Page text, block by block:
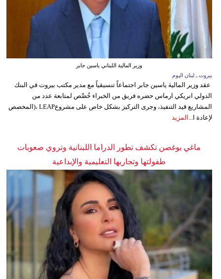
وزير المالية اللبناني ياسين جابر
بيروت ـ لبنان اليوم
عقد وزير المالية ياسين جابر اجتماعاً تنسيقياً مع مدير مكتب بيروت في البنك
الدولي انريكي ارماس حضره فريق من الخبراء خُصِّص لمتابعة عدد من
المشاريع قيد التنفيذ، وجرى التركيز بشكل خاص على مشروعLEAP ،(المخصص
لإعادة ا...
المزيد
ماغي بوغصن تكشف تطور الدراما اللبنانية وتروي صعوبات
طفولتها وتجاربها التعليمية والإبداعية